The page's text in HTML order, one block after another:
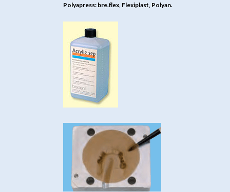
Polyapress: bre.flex, Flexiplast, Polyan.